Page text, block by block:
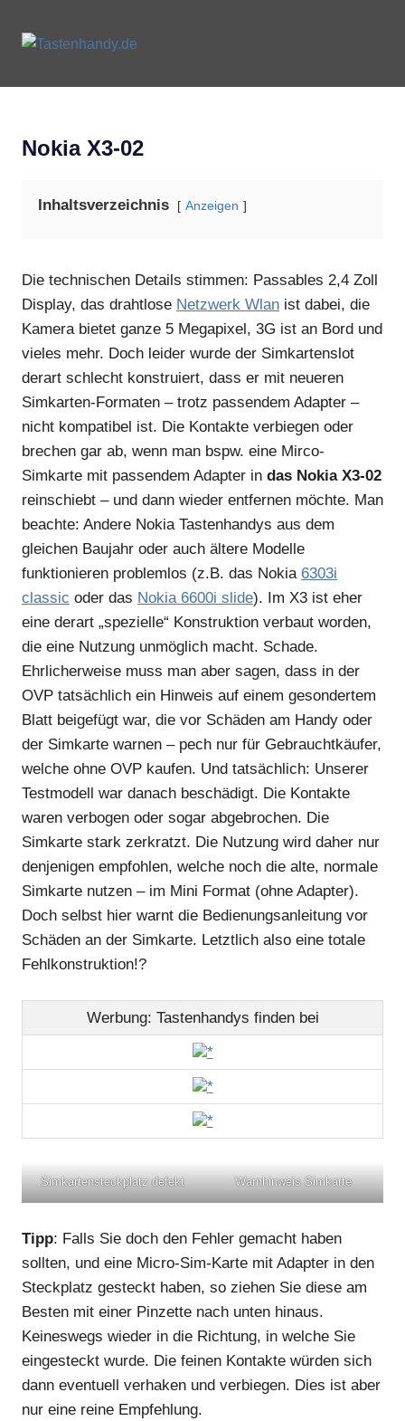
Inhalt
Nokia X3-02
Inhaltsverzeichnis Anzeigen
Die technischen Details stimmen: Passables 2,4 Zoll
Display, das drahtlose Netzwerk Wlan ist dabei, die
Kamera bietet ganze 5 Megapixel, 3G ist an Bord und
vieles mehr. Doch leider wurde der Simkartenslot
derart schlecht konstruiert, dass er mit neueren
Simkarten-Formaten – trotz passendem Adapter –
nicht kompatibel ist. Die Kontakte verbiegen oder
brechen gar ab, wenn man bspw. eine Mirco-
Simkarte mit passendem Adapter in das Nokia X3-02
reinschiebt – und dann wieder entfernen möchte. Man
beachte: Andere Nokia Tastenhandys aus dem
gleichen Baujahr oder auch ältere Modelle
funktionieren problemlos (z.B. das Nokia 6303i
classic oder das Nokia 6600i slide). Im X3 ist eher
eine derart „spezielle“ Konstruktion verbaut worden,
die eine Nutzung unmöglich macht. Schade.
Ehrlicherweise muss man aber sagen, dass in der
OVP tatsächlich ein Hinweis auf einem gesondertem
Blatt beigefügt war, die vor Schäden am Handy oder
der Simkarte warnen – pech nur für Gebrauchtkäufer,
welche ohne OVP kaufen. Und tatsächlich: Unserer
Testmodell war danach beschädigt. Die Kontakte
waren verbogen oder sogar abgebrochen. Die
Simkarte stark zerkratzt. Die Nutzung wird daher nur
denjenigen empfohlen, welche noch die alte, normale
Simkarte nutzen – im Mini Format (ohne Adapter).
Doch selbst hier warnt die Bedienungsanleitung vor
Schäden an der Simkarte. Letztlich also eine totale
Fehlkonstruktion!?
Werbung: Tastenhandys finden bei
*
*
*
Simkartensteckplatz defekt Warnhinweis Simkarte
Tipp: Falls Sie doch den Fehler gemacht haben
sollten, und eine Micro-Sim-Karte mit Adapter in den
Steckplatz gesteckt haben, so ziehen Sie diese am
Besten mit einer Pinzette nach unten hinaus.
Keineswegs wieder in die Richtung, in welche Sie
eingesteckt wurde. Die feinen Kontakte würden sich
dann eventuell verhaken und verbiegen. Dies ist aber
nur eine reine Empfehlung.